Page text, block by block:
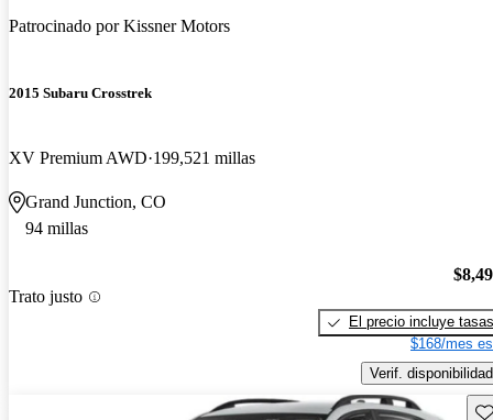
Patrocinado porKissner Motors
2015 Subaru Crosstrek
XV Premium AWD 199,521 millas
Grand Junction, CO
94 millas
Trato justo
El precio incluye tasas
$168/mes
Verif. disponibilidad